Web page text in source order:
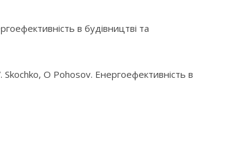
в будівництві та
O Pohosov. Енергоефективність в